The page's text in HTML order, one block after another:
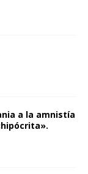
a la amnistía